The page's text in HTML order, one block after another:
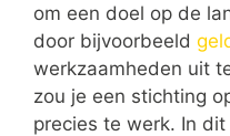
om een doel op de
door bijvoorbeeld
werkzaamheden uit
zou je een stichting
precies te werk. In